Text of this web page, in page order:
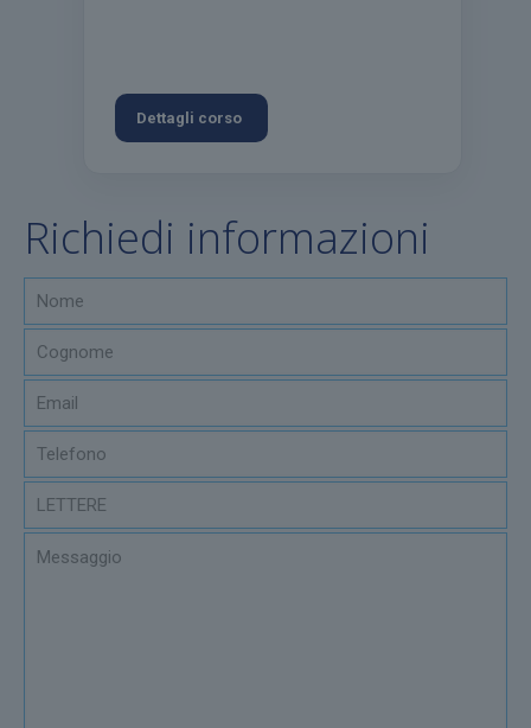
Dettagli corso
Richiedi informazioni